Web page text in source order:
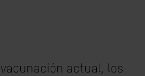
actual, los